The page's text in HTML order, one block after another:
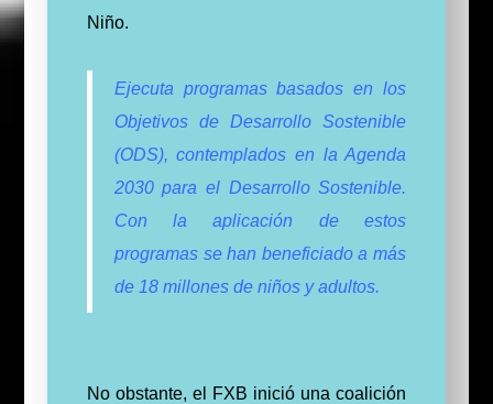
Niño.
Ejecuta programas basados en los
Objetivos de Desarrollo Sostenible
(ODS), contemplados en la Agenda
2030 para el Desarrollo Sostenible.
Con la aplicación de estos
programas se han beneficiado a más
de 18 millones de niños y adultos.
No obstante, el FXB inició una coalición